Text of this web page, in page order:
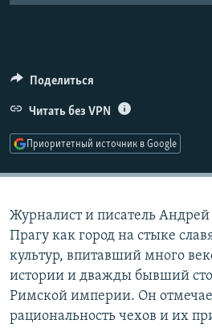
СОЦИАЛЬНЫЕ СЕТИ
Поделиться
Читать без VPN
Приоритетный источник в Google
Журналист и писатель
Прагу как город на стыке
культур, впитавший много
истории и дважды бывший
Римской империи. Он
рациональность чехов и их